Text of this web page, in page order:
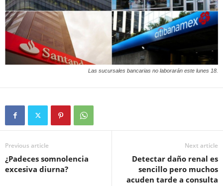
Las sucursales bancarias no laborarán este lunes 18.
Previous article
¿Padeces somnolencia
excesiva diurna?
Next article
Detectar daño renal es
sencillo pero muchos
acuden tarde a consulta